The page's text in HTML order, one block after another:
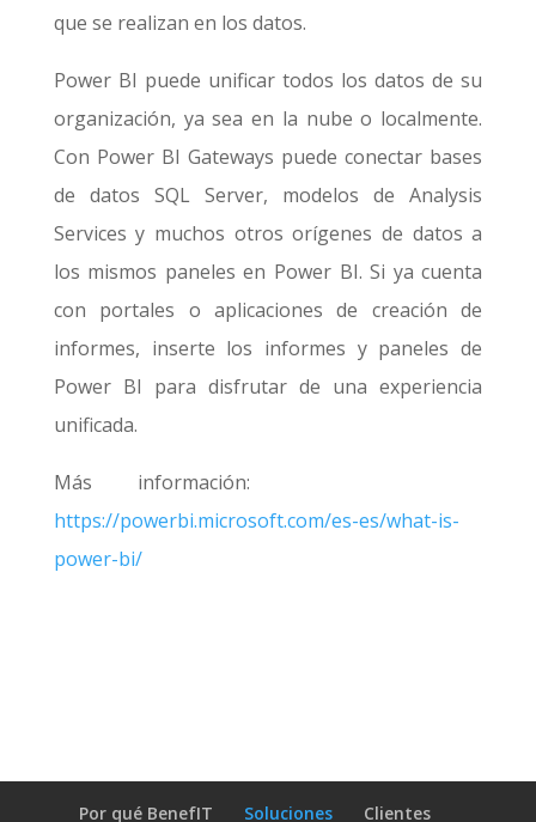
que se realizan en los datos.
Power BI puede unificar todos los datos de su
organización, ya sea en la nube o localmente.
Con Power BI Gateways puede conectar bases
de datos SQL Server, modelos de Analysis
Services y muchos otros orígenes de datos a
los mismos paneles en Power BI. Si ya cuenta
con portales o aplicaciones de creación de
informes, inserte los informes y paneles de
Power BI para disfrutar de una experiencia
unificada.
Más información:
https://powerbi.microsoft.com/es-es/what-is-
power-bi/
Por qué BenefIT Soluciones Clientes